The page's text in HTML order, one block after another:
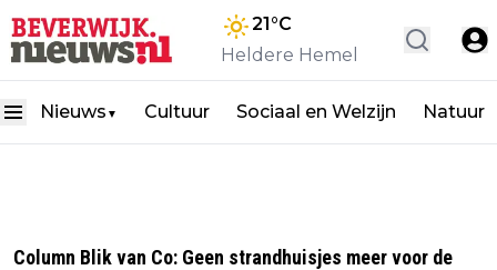
21°C
Heldere Hemel
Nieuws ▼ Cultuur Sociaal en Welzijn Natuur
Column Blik van Co: Geen strandhuisjes meer voor de